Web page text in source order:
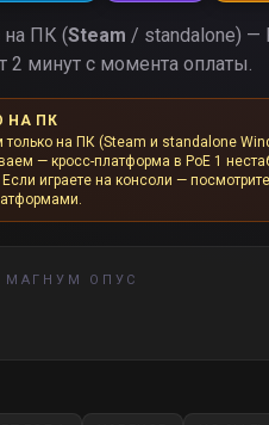
на ПК (Steam / standalone) —
2 минут с момента оплаты.
НА ПК
только на ПК (Steam и standalone
— кросс-платформа в PoE 1
играете на консоли —
МАГНУМ ОПУС